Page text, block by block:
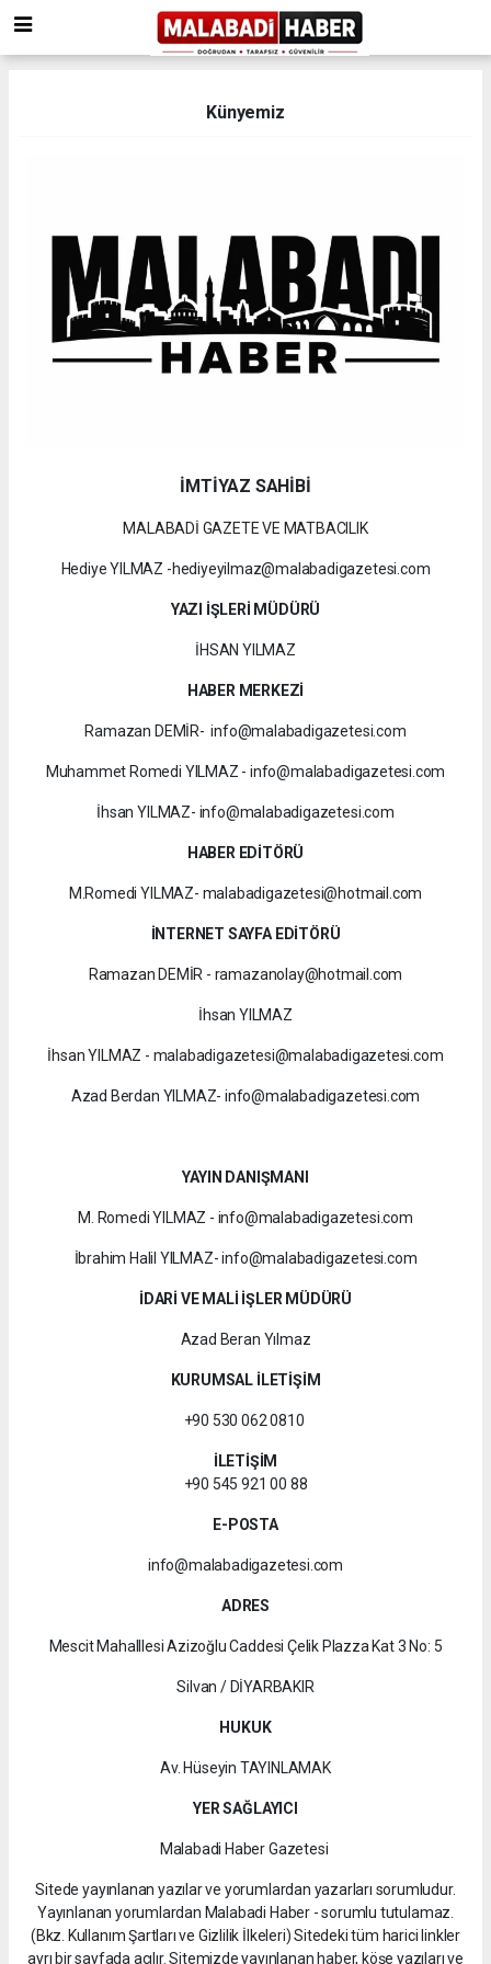
Künyemiz
İMTİYAZ SAHİBİ
MALABADİ GAZETE VE MATBACILIK
Hediye YILMAZ -hediyeyilmaz@malabadigazetesi.com
YAZI İŞLERİ MÜDÜRÜ
İHSAN YILMAZ
HABER MERKEZİ
Ramazan DEMİR- info@malabadigazetesi.com
Muhammet Romedi YILMAZ - info@malabadigazetesi.com
İhsan YILMAZ- info@malabadigazetesi.com
HABER EDİTÖRÜ
M.Romedi YILMAZ- malabadigazetesi@hotmail.com
İNTERNET SAYFA EDİTÖRÜ
Ramazan DEMİR - ramazanolay@hotmail.com
İhsan YILMAZ
İhsan YILMAZ - malabadigazetesi@malabadigazetesi.com
Azad Berdan YILMAZ- info@malabadigazetesi.com
YAYIN DANIŞMANI
M. Romedi YILMAZ - info@malabadigazetesi.com
İbrahim Halil YILMAZ- info@malabadigazetesi.com
İDARİ VE MALİ İŞLER MÜDÜRÜ
Azad Beran Yılmaz
KURUMSAL İLETİŞİM
+90 530 062 0810
İLETİŞİM
+90 545 921 00 88
E-POSTA
info@malabadigazetesi.com
ADRES
Mescit Mahalllesi Azizoğlu Caddesi Çelik Plazza Kat 3 No: 5
Silvan / DİYARBAKIR
HUKUK
Av. Hüseyin TAYINLAMAK
YER SAĞLAYICI
Malabadi Haber Gazetesi
Sitede yayınlanan yazılar ve yorumlardan yazarları sorumludur.
Yayınlanan yorumlardan Malabadi Haber - sorumlu tutulamaz.
(Bkz. Kullanım Şartları ve Gizlilik İlkeleri) Sitedeki tüm harici linkler
ayrı bir sayfada açılır. Sitemizde yayınlanan haber, köşe yazıları ve